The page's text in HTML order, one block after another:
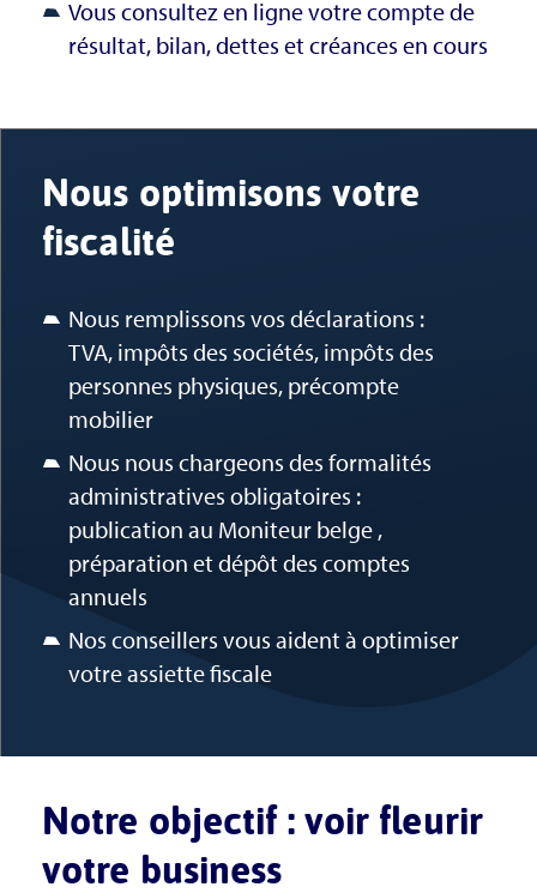
Vous consultez en ligne votre compte de
résultat, bilan, dettes et créances en cours
Nous optimisons votre
fiscalité
Nous remplissons vos déclarations :
TVA, impôts des sociétés, impôts des
personnes physiques, précompte
mobilier
Nous nous chargeons des formalités
administratives obligatoires :
publication au Moniteur belge ,
préparation et dépôt des comptes
annuels
Nos conseillers vous aident à optimiser
votre assiette fiscale
Notre objectif : voir fleurir
votre business